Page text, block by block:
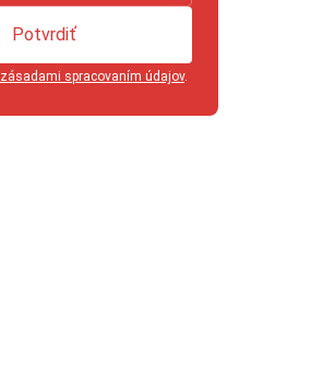
zásadami spracovaním údajov.
Potvrdiť